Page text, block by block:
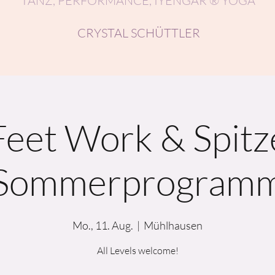
Work &
Mo., 11. Aug.
  |
Mühlhausen
All Levels welcome!
CRYSTAL SCHÜTTLER